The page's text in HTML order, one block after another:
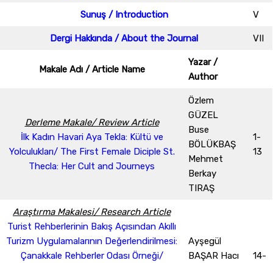
Sunuş / Introduction V
Dergi Hakkında / About the Journal VII
Makale Adı / Article Name
Yazar /
Author
Derleme Makale/ Review Article
İlk Kadın Havari Aya Tekla: Kültü ve
Yolculukları/ The First Female Diciple St.
Thecla: Her Cult and Journeys
Özlem
GÜZEL
Buse
BÖLÜKBAŞ
Mehmet
Berkay
TIRAŞ
1-
13
Araştırma Makalesi/ Research Article
Turist Rehberlerinin Bakış Açısından Akıllı
Turizm Uygulamalarının Değerlendirilmesi:
Çanakkale Rehberler Odası Örneği/
Ayşegül
BAŞAR Hacı
14-